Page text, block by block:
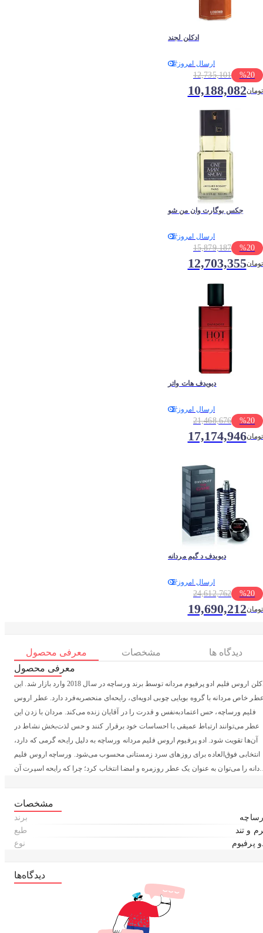
ادكلن لجند
ارسال امروز
12,735,101 %20
10,188,082تومان
جکس بوگارت وان من شو
ارسال امروز
15,879,187 %20
12,703,355تومان
دیویدف هات واتر
ارسال امروز
21,468,676 %20
17,174,946تومان
دیویدف د گیم مردانه
ارسال امروز
24,612,762 %20
19,690,212تومان
معرفی محصول مشخصات
دیدگاه ها
معرفی محصول
ادکلن اروس فلیم ادو پرفیوم مردانه توسط برند ورساچه در سال 2018 وارد بازار شد. این
خاص مردانه با گروه بویایی چوبی ادویه‌ای، رایحه‌ای منحصربه‌فرد دارد. عطر اروس
فلیم ورساچه، حس اعتمادبه‌نفس و قدرت را در آقایان زنده می‌کند. مردان با زدن این
عطر می‌توانند ارتباط عمیقی با احساسات خود برقرار کنند و حس لذت‌بخش نشاط در
آن‌ها تقویت شود. ادو پرفیوم اروس فلیم مردانه ورساچه به دلیل رایحه گرمی که دارد،
انتخابی فوق‌العاده برای روزهای سرد زمستانی محسوب می‌شود. ورساچه اروس فلیم
را می‌توان به عنوان یک عطر روزمره و امضا انتخاب کرد؛ چرا که رایحه اسپرت آن
فرمولاسیون مسحورکننده عطر مردانه اروس فلیم، به‌گونه‌ای است که در ابتدا رایحه‌ای
لیمو ترش، رزماری، نارنگی، فلفل و کینوتو را برای شما به ارمغان می‌آورد. پس از
گذشت دقایقی، روایحی از رز و شمعدانی را استشمام خواهید کرد. آکورد هایی از دانه
مشخصات
برند
طبع
و تند
نوع
پرفیوم
دیدگاه‌ها